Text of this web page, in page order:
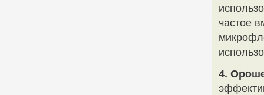
частое
4.